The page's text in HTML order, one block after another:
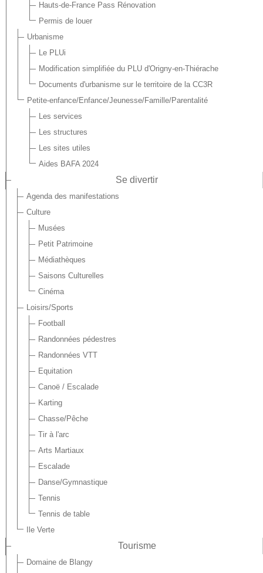
Hauts-de-France Pass Rénovation
Permis de louer
Urbanisme
Le PLUi
Modification simplifiée du PLU d'Origny-en-Thiérache
Documents d'urbanisme sur le territoire de la CC3R
Petite-enfance/Enfance/Jeunesse/Famille/Parentalité
Les services
Les structures
Les sites utiles
Aides BAFA 2024
Se divertir
Agenda des manifestations
Culture
Musées
Petit Patrimoine
Médiathèques
Saisons Culturelles
Cinéma
Loisirs/Sports
Football
Randonnées pédestres
Randonnées VTT
Equitation
Canoë / Escalade
Karting
Chasse/Pêche
Tir à l'arc
Arts Martiaux
Escalade
Danse/Gymnastique
Tennis
Tennis de table
Ile Verte
Tourisme
Domaine de Blangy